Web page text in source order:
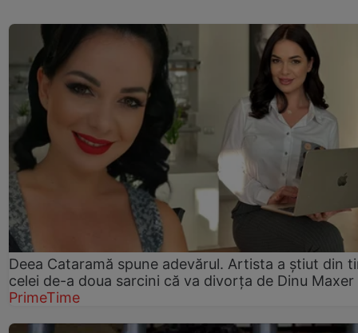
Deea Cataramă spune adevărul. Artista a știut din
celei de-a doua sarcini că va divorța de Dinu Maxer
PrimeTime